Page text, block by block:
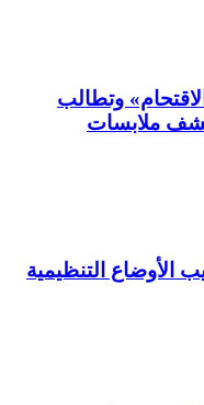
وتطالب
ملابسات
الأوضاع التنظيمية